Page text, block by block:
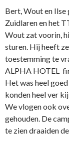
Bert, Wout en Ilse
Zuidlaren en het
Wout zat voorin,
sturen. Hij heeft
toestemming te
ALPHA HOTEL
Het was heel
konden heel ver
We vlogen ook
gehouden. De
te zien draaiden